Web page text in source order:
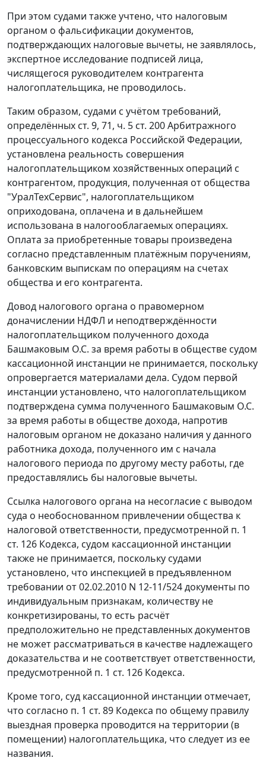
При этом судами также учтено, что налоговым
органом о фальсификации документов,
подтверждающих налоговые вычеты, не заявлялось,
экспертное исследование подписей лица,
числящегося руководителем контрагента
налогоплательщика, не проводилось.
Таким образом, судами с учётом требований,
определённых ст. 9, 71, ч. 5 ст. 200Арбитражного
процессуального кодекса Российской Федерации,
установлена реальность совершения
налогоплательщиком хозяйственных операций с
контрагентом, продукция, полученная от общества
"УралТехСервис", налогоплательщиком
оприходована, оплачена и в дальнейшем
использована в налогооблагаемых операциях.
Оплата за приобретенные товары произведена
согласно представленным платёжным поручениям,
банковским выпискам по операциям на счетах
общества и его контрагента.
Довод налогового органа о правомерном
доначислении НДФЛ и неподтверждённости
налогоплательщиком полученного дохода
Башмаковым О.С. за время работы в обществе судом
кассационной инстанции не принимается, поскольку
опровергается материалами дела. Судом первой
инстанции установлено, что налогоплательщиком
подтверждена сумма полученного Башмаковым О.С.
за время работы в обществе дохода, напротив
налоговым органом не доказано наличия у данного
работника дохода, полученного им с начала
налогового периода по другому месту работы, где
предоставлялись бы налоговые вычеты.
Ссылка налогового органа на несогласие с выводом
суда о необоснованном привлечении общества к
налоговой ответственности, предусмотренной п. 1
ст. 126 Кодекса, судом кассационной инстанции
также не принимается, поскольку судами
установлено, что инспекцией в предъявленном
требовании от 02.02.2010 N 12-11/524 документы по
индивидуальным признакам, количеству не
конкретизированы, то есть расчёт
предположительно не представленных документов
не может рассматриваться в качестве надлежащего
доказательства и не соответствует ответственности,
предусмотренной п. 1 ст. 126 Кодекса.
Кроме того, суд кассационной инстанции отмечает,
что согласно п. 1 ст. 89 Кодекса по общему правилу
выездная проверка проводится на территории (в
помещении) налогоплательщика, что следует из ее
названия.